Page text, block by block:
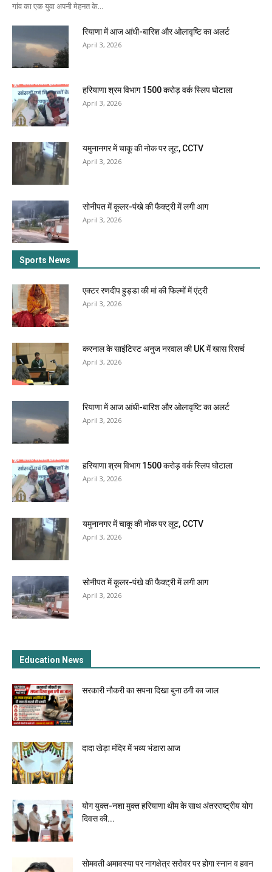
गांव का एक युवा अपनी मेहनत के...
रियाणा में आज आंधी-बारिश और ओलावृष्टि का अलर्ट
April 3, 2026
हरियाणा श्रम विभाग 1500 करोड़ वर्क स्लिप घोटाला
April 3, 2026
यमुनानगर में चाकू की नोक पर लूट, CCTV
April 3, 2026
सोनीपत में कूलर-पंखे की फैक्ट्री में लगी आग
April 3, 2026
Sports News
एक्टर रणदीप हुड्डा की मां की फिल्मों में एंट्री
April 3, 2026
करनाल के साइंटिस्ट अनुज नरवाल की UK में खास रिसर्च
April 3, 2026
रियाणा में आज आंधी-बारिश और ओलावृष्टि का अलर्ट
April 3, 2026
हरियाणा श्रम विभाग 1500 करोड़ वर्क स्लिप घोटाला
April 3, 2026
यमुनानगर में चाकू की नोक पर लूट, CCTV
April 3, 2026
सोनीपत में कूलर-पंखे की फैक्ट्री में लगी आग
April 3, 2026
Education News
सरकारी नौकरी का सपना दिखा बुना ठगी का जाल
दादा खेड़ा मंदिर में भव्य भंडारा आज
योग युक्त-नशा मुक्त हरियाणा थीम के साथ अंतरराष्ट्रीय योग
दिवस की...
सोमवती अमावस्या पर नागक्षेत्र सरोवर पर होगा स्नान व हवन